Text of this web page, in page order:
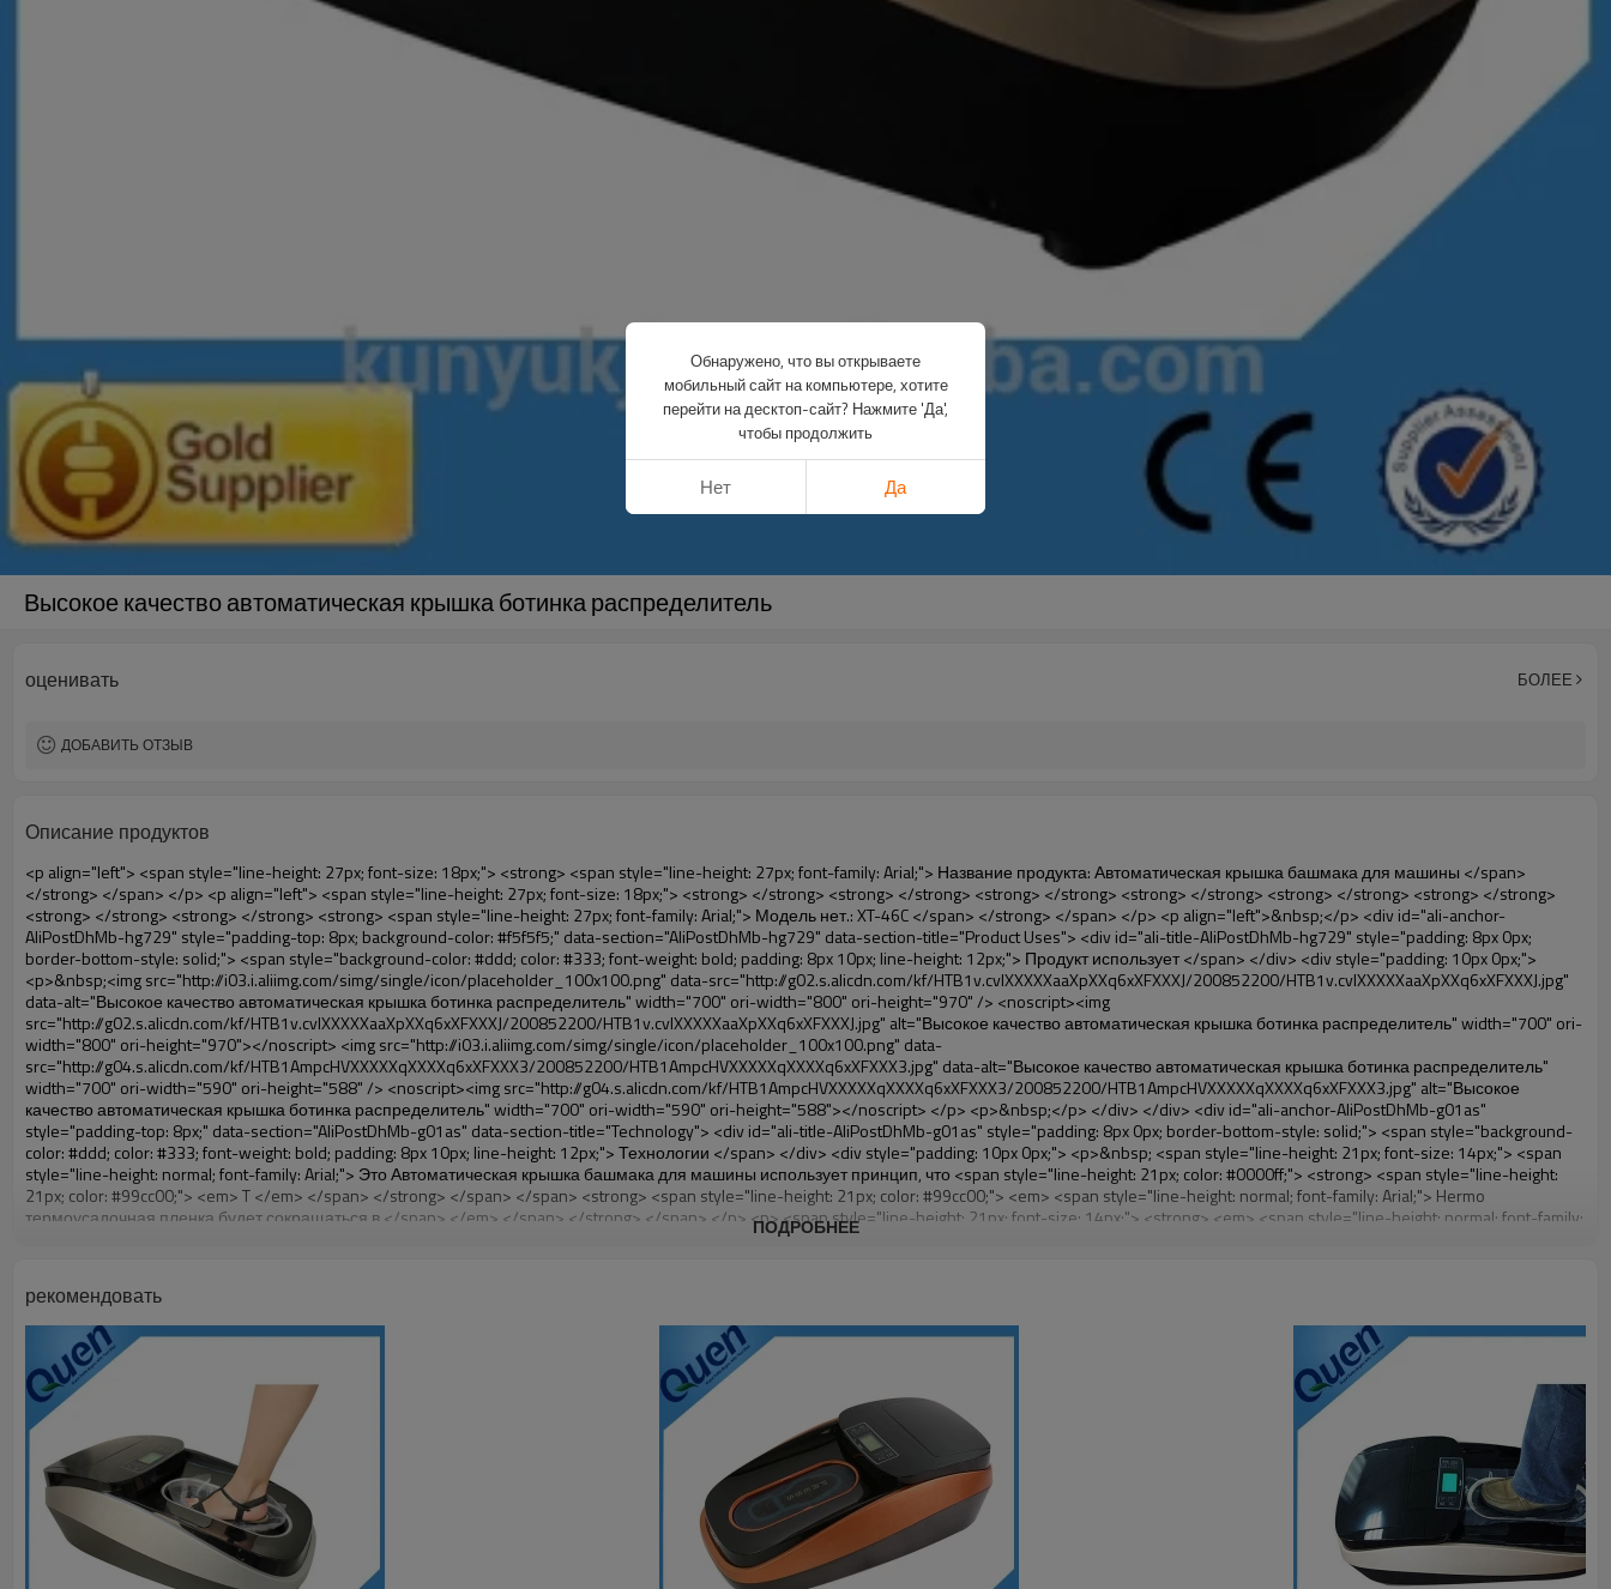
Высокое качество автоматическая крышка ботинка распределитель
оценивать БОЛЕЕ
ДОБАВИТЬ ОТЗЫВ
Описание продуктов
<p align="left"> <span style="line-height: 27px; font-size: 18px;"> <strong> <span style="line-height: 27px; font-family: Arial;"> Название продукта: Автоматическая крышка башмака для машины </span> </strong> </span> </p> <p align="left"> <span style="line-height: 27px; font-size: 18px;"> <strong> </strong> <strong> </strong> <strong> </strong> <strong> </strong> <strong> </strong> <strong> </strong> <strong> </strong> <strong> </strong> <strong> <span style="line-height: 27px; font-family: Arial;"> Модель нет.: XT-46C </span> </strong> </span> </p> <p align="left">&nbsp;</p> <div id="ali-anchor-AliPostDhMb-hg729" style="padding-top: 8px; background-color: #f5f5f5;" data-section="AliPostDhMb-hg729" data-section-title="Product Uses"> <div id="ali-title-AliPostDhMb-hg729" style="padding: 8px 0px; border-bottom-style: solid;"> <span style="background-color: #ddd; color: #333; font-weight: bold; padding: 8px 10px; line-height: 12px;"> Продукт использует </span> </div> <div style="padding: 10px 0px;"> <p>&nbsp;<img src="http://i03.i.aliimg.com/simg/single/icon/placeholder_100x100.png" data-src="http://g02.s.alicdn.com/kf/HTB1v.cvIXXXXXaaXpXXq6xXFXXXJ/200852200/HTB1v.cvIXXXXXaaXpXXq6xXFXXXJ.jpg" data-alt="Высокое качество автоматическая крышка ботинка распределитель" width="700" ori-width="800" ori-height="970" /> <noscript><img src="http://g02.s.alicdn.com/kf/HTB1v.cvIXXXXXaaXpXXq6xXFXXXJ/200852200/HTB1v.cvIXXXXXaaXpXXq6xXFXXXJ.jpg" alt="Высокое качество автоматическая крышка ботинка распределитель" width="700" ori-width="800" ori-height="970"></noscript> <img src="http://i03.i.aliimg.com/simg/single/icon/placeholder_100x100.png" data-src="http://g04.s.alicdn.com/kf/HTB1AmpcHVXXXXXqXXXXq6xXFXXX3/200852200/HTB1AmpcHVXXXXXqXXXXq6xXFXXX3.jpg" data-alt="Высокое качество автоматическая крышка ботинка распределитель" width="700" ori-width="590" ori-height="588" /> <noscript><img src="http://g04.s.alicdn.com/kf/HTB1AmpcHVXXXXXqXXXXq6xXFXXX3/200852200/HTB1AmpcHVXXXXXqXXXXq6xXFXXX3.jpg" alt="Высокое качество автоматическая крышка ботинка распределитель" width="700" ori-width="590" ori-height="588"></noscript> </p> <p>&nbsp;</p> </div> </div> <div id="ali-anchor-AliPostDhMb-g01as" style="padding-top: 8px;" data-section="AliPostDhMb-g01as" data-section-title="Technology"> <div id="ali-title-AliPostDhMb-g01as" style="padding: 8px 0px; border-bottom-style: solid;"> <span style="background-color: #ddd; color: #333; font-weight: bold; padding: 8px 10px; line-height: 12px;"> Технологии </span> </div> <div style="padding: 10px 0px;"> <p>&nbsp; <span style="line-height: 21px; font-size: 14px;"> <span style="line-height: normal; font-family: Arial;"> Это Автоматическая крышка башмака для машины использует принцип, что <span style="line-height: 21px; color: #0000ff;"> <strong> <span style="line-height: 21px; color: #99cc00;"> <em> T </em> </span> </strong> </span> </span> <strong> <span style="line-height: 21px; color: #99cc00;"> <em> <span style="line-height: normal; font-family: Arial;"> Hermo термоусадочная пленка будет сокращаться в </span> </em> </span> </strong> </span> </p> <p> <span style="line-height: 21px; font-size: 14px;"> <strong> <em> <span style="line-height: normal; font-family: Arial; color: #99cc00;"> Надлежащей температуре </span> </em> </strong> <span style="line-height: normal; font-family: Arial;"> <strong> <em> <span style="line-height: 21px; color: #99cc00;"> . </span> </em> </strong> Полный различные технологии от другие крышка </span> <span style="line-height: normal; font-family: Arial;"> Машина </span> <span style="line-height: normal; font-family: Arial;"> . </span> </span> </p> <p> <span style="line-height: 21px; font-size: 14px;"> <span style="line-height: normal; font-family: Arial;"> Он может <span style="line-height: 21px; color: #0000ff;"> </span> </span> <em> <span style="line-height: normal; font-weight: bold; font-family: Arial; color: #99cc00;"> Автоматически </span> </em> <span style="line-height: normal; font-family: Arial;"> <em> <span style="line-height: 21px; color: #99cc00;"> </span> </em> Выходы и порезы фильм ПВХ и </span> <em> <span style="line-height: normal; font-weight: bold; font-family: Arial; color: #99cc00;"> Обеспечить горячего воздуха. </span> </em> </span> </p> <p><br> <strong> <span style="line-height: 21px; font-size: 14px;"> <span style="line-height: normal; font-family: Arial;"> Это </span> <span style="line-height: 18px;"> <span style="line-height: normal; font-family: Arial;"> Только три </span> </span> <span style="line-height: normal; font-family: Arial;"> Секунд, чтобы сделать пленка ПВХ в обуви и обертывания людей обувь </span> <span style="line-height: normal; font-family: Arial;"> . </span> </span> </strong> </p> <p>&nbsp;</p> <p>&nbsp;</p> <p> <strong> <span style="line-height: 36px; color: #99cc00; font-size: 24px;"> <em> <span style="line-height: 21px;"> <span style="line-height: normal; font-family: Arial;"> Автоматическая крышка башмака для машины </span> </span> </em> </span> </strong> </p> <p> <span style="line-height: 27px; font-size: 18px; color: #99cc00;"> <em> <span style="line-height: 21px;"> <span style="line-height: normal; font-family: Arial;"> Чтобы обеспечить чистую окружающей среды! </span> </span> </em> </span> </p> <p>&nbsp;</p> </div> </div> <div id="ali-anchor-AliPostDhMb-lcfkj" style="padding-top: 8px;" data-section="AliPostDhMb-lcfkj" data-section-title="Product Description"> <div id="ali-title-AliPostDhMb-lcfkj" style="padding: 8px 0px; border-bottom-style: solid;"> <span style="background-color: #ddd; color: #333; font-weight: bold; padding: 8px 10px; line-height: 12px;"> Описание продукта </span> </div> <div style="padding: 10px 0px;"><p>&nbsp;<img src="http://i03.i.aliimg.com/simg/single/icon/placeholder_100x100.png" data-src="http://g02.s.alicdn.com/kf/HTB18lcbIXXXXXbEXVXXq6xXFXXXF/200852200/HTB18lcbIXXXXXbEXVXXq6xXFXXXF.jpg" data-alt="Высокое качество автоматическая крышка ботинка распределитель" width="700" ori-width="785" ori-height="559" /> <noscript><img src="http://g02.s.alicdn.com/kf/HTB18lcbIXXXXXbEXVXXq6xXFXXXF/200852200/HTB18lcbIXXXXXbEXVXXq6xXFXXXF.jpg" alt="Высокое качество автоматическая крышка ботинка распределитель" width="700" ori-width="785" ori-height="559"></noscript> </p></div> </div> <p data-section-blank="AliPostDhMb-lcfkj">&nbsp;</p> <p data-section-blank="AliPostDhMb-lcfkj"><img src="http://i03.i.aliimg.com/simg/single/icon/placeholder_100x100.png" data-src="http://g04.s.alicdn.com/kf/HTB1t2oxIXXXXXXOXpXXq6xXFXXXF/200852200/HTB1t2oxIXXXXXXOXpXXq6xXFXXXF.jpg" data-alt="Высокое качество автоматическая крышка ботинка распределитель" width="700" ori-width="800" ori-height="654" /> <noscript><img src="http://g04.s.alicdn.com/kf/HTB1t2oxIXXXXXXOXpXXq6xXFXXXF/200852200/HTB1t2oxIXXXXXXOXpXXq6xXFXXXF.jpg" alt="Высокое качество автоматическая крышка ботинка распределитель" width="700" ori-width="800" ori-height="654"></noscript> </p> <p data-section-blank="AliPostDhMb-g01as">&nbsp;</p> <div id="ali-anchor-AliPostDhMb-ktqz1" style="padding-top: 8px;" data-section="AliPostDhMb-ktqz1" data-section-title="Product Advantages"> <div id="ali-title-AliPostDhMb-ktqz1" style="padding: 8px 0px; border-bottom-style: solid;"> <span style="background-color: #ddd; color: #333; font-weight: bold; padding: 8px 10px; line-height: 12px;"> Преимущества продукта </span> </div> <div style="padding: 10px 0px;"> <p>&nbsp;</p> <table class="aliDataTable" style="width: 600px; height: 436px;"><tbody> <tr style="height: 34.35pt;" align="left"><td style="width: 598pt;" colspan="2" valign="center"><p> <span style="line-height: normal; font-weight: bold; font-size: 12pt; font-family: Arial;"> Преимущество Квэн крышка башмака для машины: </span> </p></td></tr> <tr style="height: 53.95pt;" align="left"> <td style="width: 181.85pt;" valign="center"><p><span style="line-height: normal; font-weight: bold; font-family: arial, helvetica, sans-serif; color: #008000; font-size: 14px;">1. Экономичный&nbsp; &nbsp;&nbsp;</span></p></td> <td style="width: 416.15pt;" valign="center"> <p> <span style="line-height: normal; font-family: arial, helvetica, sans-serif; font-size: 14px;"> Стоимость наших ПВХ ФИЛЬМ является экономичным, чем традиционные, толщина 28&mu;m </span> </p> <p> <span style="line-height: normal; font-family: arial, helvetica, sans-serif; font-size: 14px;"> Она более долговечна </span> </p> </td> </tr> <tr style="height: 52pt;" align="left"> <td valign="center"><p><span style="line-height: normal; font-weight: bold; font-family: arial, helvetica, sans-serif; color: #008000; font-size: 14px;">2. Большой емкости</span></p></td> <td valign="center"> <p> <span style="line-height: normal; font-family: arial, helvetica, sans-serif; font-size: 14px;"> Один рулон пленки может сделать 500 пар обуви, для других крышка башмака для машины, </span> </p> <p> <span style="line-height: normal; font-family: arial, helvetica, sans-serif; font-size: 14px;"> Емкость только 50-100 пар обуви крышка </span> </p> </td> </tr> <tr style="height: 53pt;" align="left"> <td valign="center"><p><span style="line-height: normal; font-weight: bold; font-family: arial, helvetica, sans-serif; color: #008000; font-size: 14px;">3. Долго дизайн жизни</span></p></td> <td valign="center"><p> <span style="line-height: normal; font-family: arial, helvetica, sans-serif; font-size: 14px;"> , Дези </span> <span style="line-he
ПОДРОБНЕЕ
рекомендовать
Обнаружено, что вы открываете
мобильный сайт на компьютере, хотите
перейти на десктоп-сайт? Нажмите 'Да',
чтобы продолжить
Нет Да